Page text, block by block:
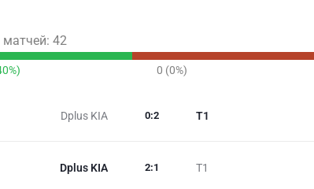
матчей: 42
0 (0%)
Dplus KIA T1
0:2
Dplus KIA T1
2:1